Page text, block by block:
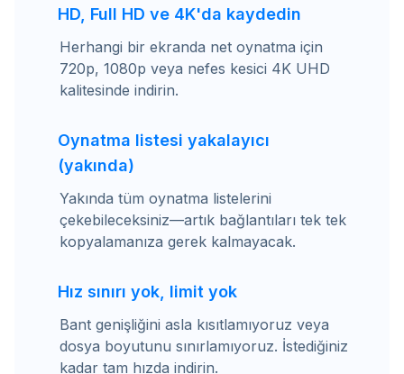
HD, Full HD ve 4K'da kaydedin
Herhangi bir ekranda net oynatma için
720p, 1080p veya nefes kesici 4K UHD
kalitesinde indirin.
Oynatma listesi yakalayıcı
(yakında)
Yakında tüm oynatma listelerini
çekebileceksiniz—artık bağlantıları tek tek
kopyalamanıza gerek kalmayacak.
Hız sınırı yok, limit yok
Bant genişliğini asla kısıtlamıyoruz veya
dosya boyutunu sınırlamıyoruz. İstediğiniz
kadar tam hızda indirin.